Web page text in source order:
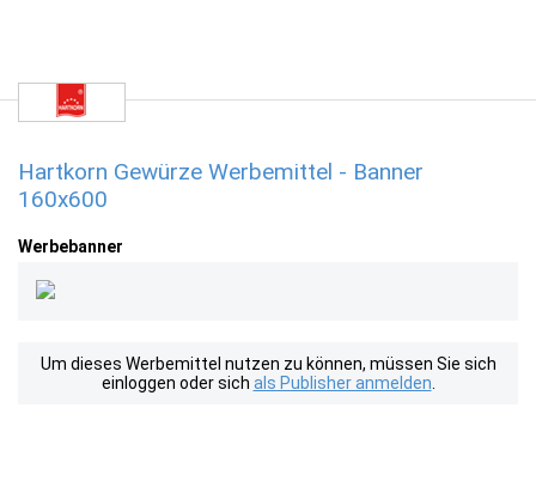
Hartkorn Gewürze Werbemittel - Banner
160x600
Werbebanner
Um dieses Werbemittel nutzen zu können, müssen Sie sich
einloggen oder sich als Publisher anmelden